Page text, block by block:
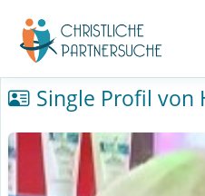
Single Profil von